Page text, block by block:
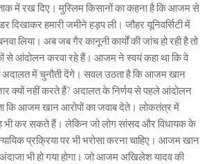
में रख दिए। मुस्लिम किसानों का कहना है कि आजम से
हमारी जमीने हड़प ली। जौहर यूनिवर्सिटी में
लिया। अब जब गैर कानूनी कार्यों की जांच हो रही है तो
आंदोलन करवा रहे हैं। आजम ने स्वयं कहा था कि वे
अदालत में चुनौती देंगे। सवल उठता है कि आजम खान
क्यों नहीं करते हैं? अदालत के निर्णय से पहले आंदोलन
कि आजम खान आरोपों का जवाब देते। लोकतंत्र में
भी कर सकते हैं। लेकिन जो लोग सांसद और विधायक के
प्रक्रिया पर भी भरोसा करना चाहिए। आजम खान
भी हो गया होगा। जो आजम अखिलेश यादव की